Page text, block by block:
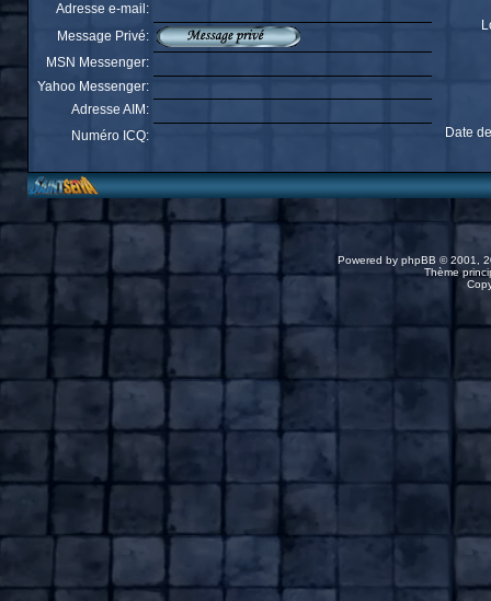
Date
Adresse e-mail:
Message Privé:
MSN Messenger:
Yahoo Messenger:
Adresse AIM:
Numéro ICQ:
Powered by phpBB © 2001,
Thème